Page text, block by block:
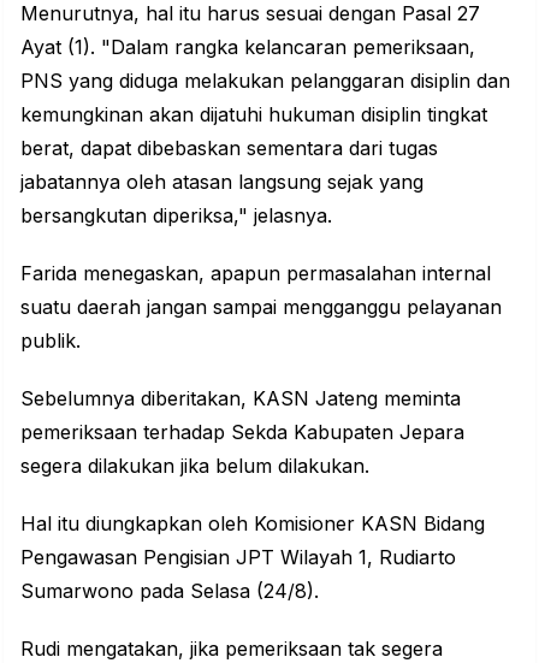
Menurutnya, hal itu harus sesuai dengan Pasal 27
Ayat (1). "Dalam rangka kelancaran pemeriksaan,
PNS yang diduga melakukan pelanggaran disiplin dan
kemungkinan akan dijatuhi hukuman disiplin tingkat
berat, dapat dibebaskan sementara dari tugas
jabatannya oleh atasan langsung sejak yang
bersangkutan diperiksa," jelasnya.
Farida menegaskan, apapun permasalahan internal
suatu daerah jangan sampai mengganggu pelayanan
publik.
Sebelumnya diberitakan, KASN Jateng meminta
pemeriksaan terhadap Sekda Kabupaten Jepara
segera dilakukan jika belum dilakukan.
Hal itu diungkapkan oleh Komisioner KASN Bidang
Pengawasan Pengisian JPT Wilayah 1, Rudiarto
Sumarwono pada Selasa (24/8).
Rudi mengatakan, jika pemeriksaan tak segera